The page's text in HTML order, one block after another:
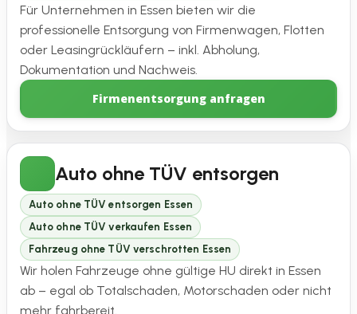
Für Unternehmen in Essen bieten wir die
professionelle Entsorgung von Firmenwagen, Flotten
oder Leasingrückläufern – inkl. Abholung,
Dokumentation und Nachweis.
Firmenentsorgung anfragen
Auto ohne TÜV entsorgen
Auto ohne TÜV entsorgen Essen
Auto ohne TÜV verkaufen Essen
Fahrzeug ohne TÜV verschrotten Essen
Wir holen Fahrzeuge ohne gültige HU direkt in Essen
ab – egal ob Totalschaden, Motorschaden oder nicht
mehr fahrbereit.